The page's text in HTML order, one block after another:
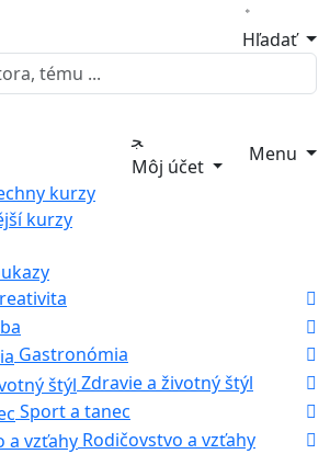
Hľadať
Môj účet
Menu
kurzy
kurzy
Gastronómia
Zdravie a životný štýl
Sport a tanec
Rodičovstvo a vzťahy